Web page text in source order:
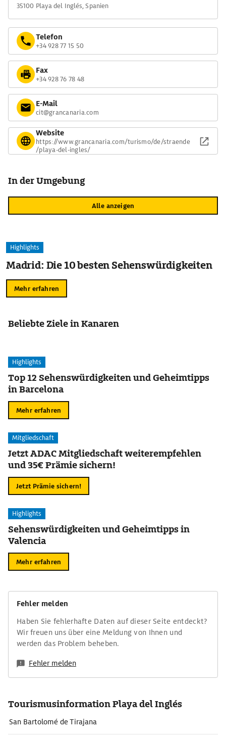
35100 Playa del Inglés, Spanien
Telefon
+34 928 77 15 50
Fax
+34 928 76 78 48
E-Mail
cit@grancanaria.com
Website
https://www.grancanaria.com/turismo/de/straende
/playa-del-ingles/
In der Umgebung
Alle anzeigen
Highlights
Madrid: Die 10 besten Sehenswürdigkeiten
Mehr erfahren
Beliebte Ziele in Kanaren
Highlights
Top 12 Sehenswürdigkeiten und Geheimtipps
in Barcelona
Mehr erfahren
Mitgliedschaft
Jetzt ADAC Mitgliedschaft weiterempfehlen
und 35€ Prämie sichern!
Jetzt Prämie sichern!
Highlights
Sehenswürdigkeiten und Geheimtipps in
Valencia
Mehr erfahren
Fehler melden
Haben Sie fehlerhafte Daten auf dieser Seite entdeckt?
Wir freuen uns über eine Meldung von Ihnen und
werden das Problem beheben.
Fehler melden
Tourismusinformation Playa del Inglés
San Bartolomé de Tirajana